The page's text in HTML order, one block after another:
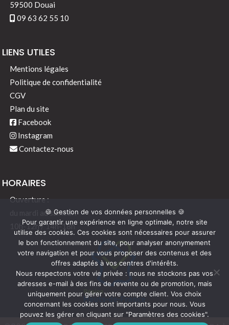
59500 Douai
09 63 62 55 10
LIENS UTILES
Mentions légales
Politique de confidentialité
CGV
Plan du site
Facebook
Instagram
Contactez-nous
HORAIRES
Ouverture :
du mardi au samedi :
10h-12h / 14h-18h
🍪 Gestion de vos données personnelles 🍪
Pour garantir une expérience en ligne optimale, notre site
utilise des cookies. Ces cookies sont nécessaires pour assurer
le bon fonctionnement du site, pour analyser anonymement
votre navigation et pour vous proposer des contenus et des
offres adaptés à vos centres d'intérêts.
Nous respectons votre vie privée : nous ne stockons pas vos
adresses e-mail à des fins de revente ou de promotion, mais
uniquement pour gérer votre compte client. Vos choix
concernant les cookies sont importants pour nous. Vous
pouvez les gérer en cliquant sur "Paramètres des cookies".